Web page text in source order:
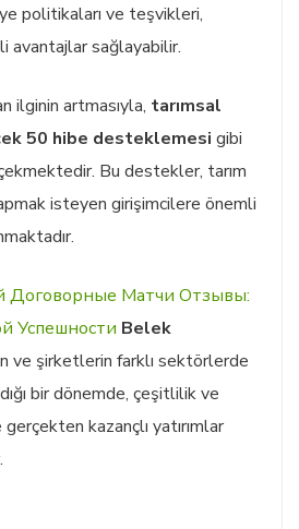
politikaları ve teşvikleri,
avantajlar sağlayabilir.
ilginin artmasıyla, tarımsal
50 hibe desteklemesi gibi
Bu destekler, tarım
isteyen girişimcilere önemli
Договорные Матчи Отзывы:
Успешности Belek
ve şirketlerin farklı sektörlerde
bir dönemde, çeşitlilik ve
kazançlı yatırımlar